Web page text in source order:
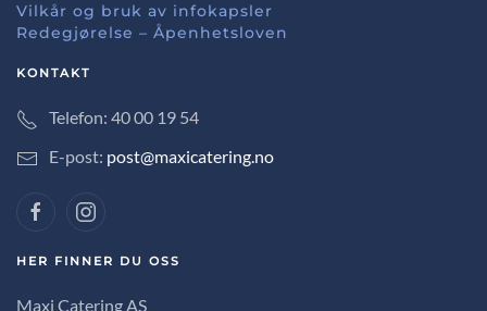
Vilkår og bruk av infokapsler
Redegjørelse – Åpenhetsloven
KONTAKT
Telefon: 40 00 19 54
E-post: post@maxicatering.no
HER FINNER DU OSS
Maxi Catering AS